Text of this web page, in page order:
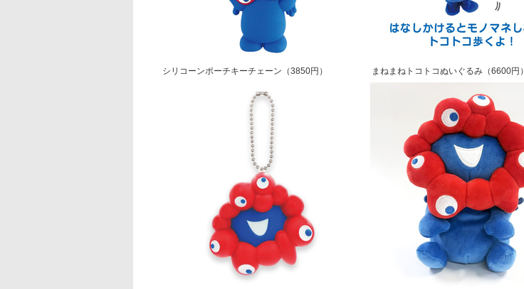
シリコーンポーチキーチェーン（3850円） まねまねトコトコぬいぐるみ（6600円）